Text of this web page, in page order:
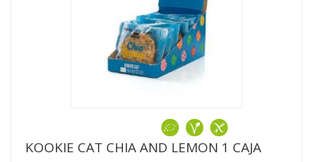
KOOKIE CAT CHIA AND LEMON 1 CAJA